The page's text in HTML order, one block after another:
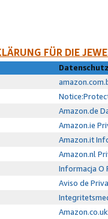
FÜR DIE
Amazon.de
Amazon.ie
Amazon.it
Amazon.nl
Informacja O
Aviso de